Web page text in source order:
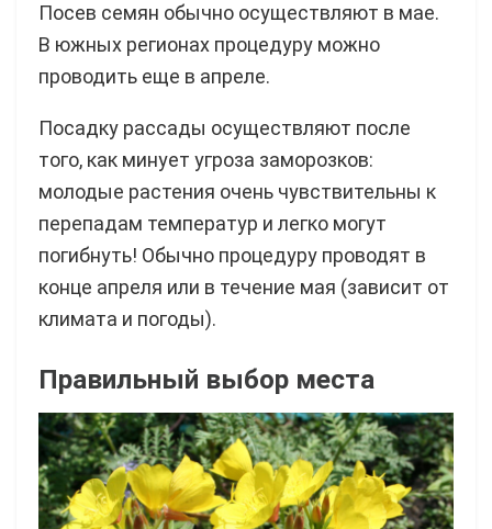
Посев семян обычно осуществляют в мае.
В южных регионах процедуру можно
проводить еще в апреле.
Посадку рассады осуществляют после
того, как минует угроза заморозков:
молодые растения очень чувствительны к
перепадам температур и легко могут
погибнуть! Обычно процедуру проводят в
конце апреля или в течение мая (зависит от
климата и погоды).
Правильный выбор места